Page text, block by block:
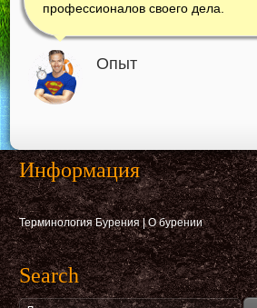
профессионалов своего дела.
Опыт
Информация
Терминология Бурения|О бурении
Search